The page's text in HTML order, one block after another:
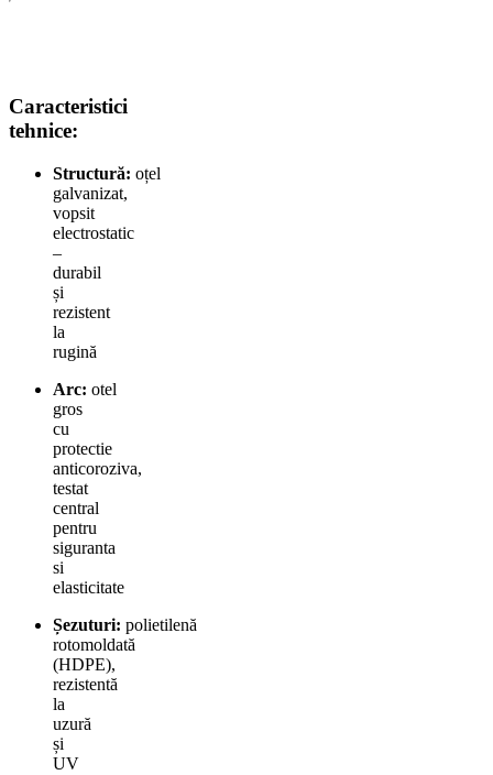
Caracteristici
tehnice:
Structură: oțel
galvanizat,
vopsit
electrostatic
–
durabil
și
rezistent
la
rugină
Arc: otel
gros
cu
protectie
anticoroziva,
testat
central
pentru
siguranta
si
elasticitate
Șezuturi: polietilenă
rotomoldată
(HDPE),
rezistentă
la
uzură
și
UV